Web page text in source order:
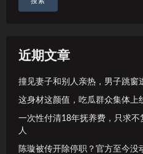
近期文章
撞见妻子和别人亲热，男子跳窗
这身材这颜值，吃瓜群众集体上
一次性付清18年抚养费，只求
人
陈璇被传开除停职？官方至今没